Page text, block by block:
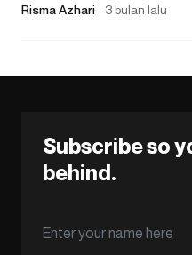
Risma Azhari 3 bulan lalu
Subscribe so
behind.